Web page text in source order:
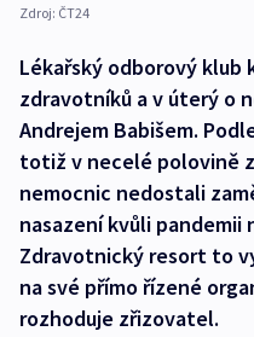
Zdroj: ČT24
Lékařský odborový klub
zdravotníků a v úterý o
Andrejem Babišem.
totiž v necelé polovině
nemocnic nedostali
nasazení kvůli pandemii
Zdravotnický resort to
na své přímo řízené
rozhoduje zřizovatel.